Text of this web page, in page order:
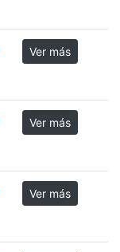
Ver más
Ver más
Ver más